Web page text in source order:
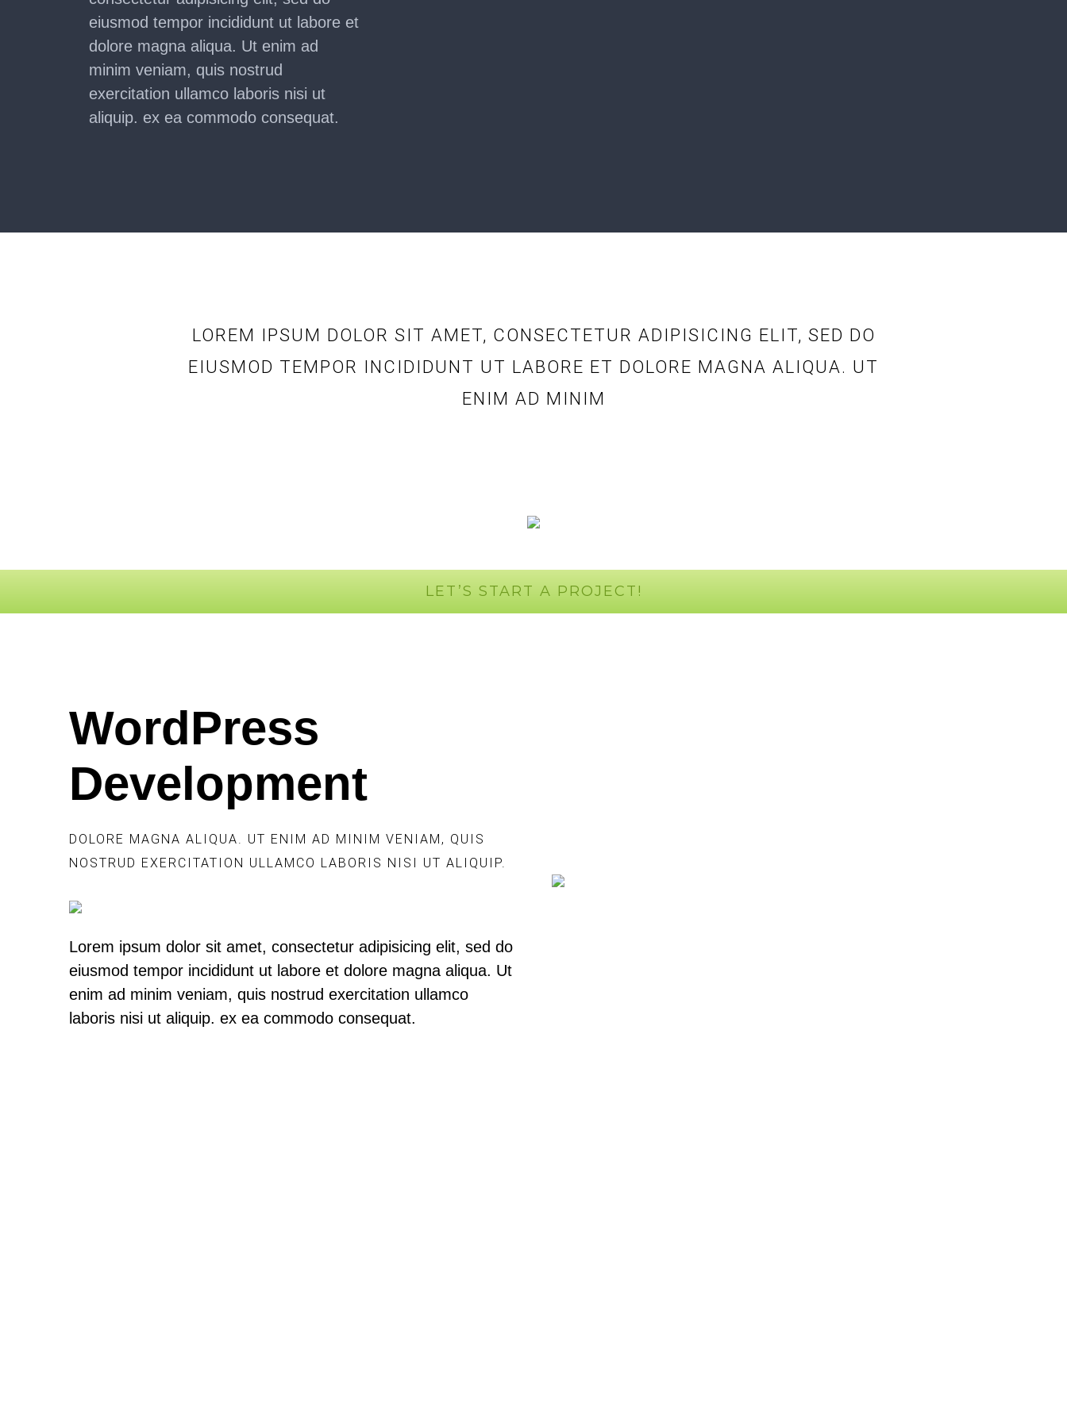
eiusmod tempor incididunt ut labore et
dolore magna aliqua. Ut enim ad
minim veniam, quis nostrud
exercitation ullamco laboris nisi ut
aliquip. ex ea commodo consequat.
LOREM IPSUM DOLOR SIT AMET, CONSECTETUR ADIPISICING ELIT, SED DO
EIUSMOD TEMPOR INCIDIDUNT UT LABORE ET DOLORE MAGNA ALIQUA. UT
ENIM AD MINIM
LET’S START A PROJECT!
WordPress
Development
DOLORE MAGNA ALIQUA. UT ENIM AD MINIM VENIAM, QUIS
NOSTRUD EXERCITATION ULLAMCO LABORIS NISI UT ALIQUIP.
Lorem ipsum dolor sit amet, consectetur adipisicing elit, sed do
eiusmod tempor incididunt ut labore et dolore magna aliqua. Ut
enim ad minim veniam, quis nostrud exercitation ullamco
laboris nisi ut aliquip. ex ea commodo consequat.